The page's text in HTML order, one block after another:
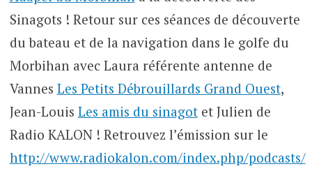
Sinagots ! Retour sur ces séances de découverte
du bateau et de la navigation dans le golfe du
Morbihan avec Laura référente antenne de
Vannes Les Petits Débrouillards Grand Ouest,
Jean-Louis Les amis du sinagotet Julien de
Radio KALON ! Retrouvez l’émission sur le
http://www.radiokalon.com/index.php/podcasts/